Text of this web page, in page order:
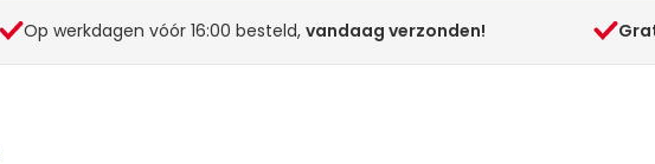
Op werkdagen vóór 16:00 besteld, vandaag verzonden!